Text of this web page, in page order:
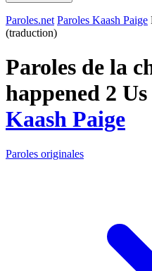
Paroles.net Paroles Kaash Paige
(traduction)
Paroles de la
happened 2
Kaash Paige
Paroles originales